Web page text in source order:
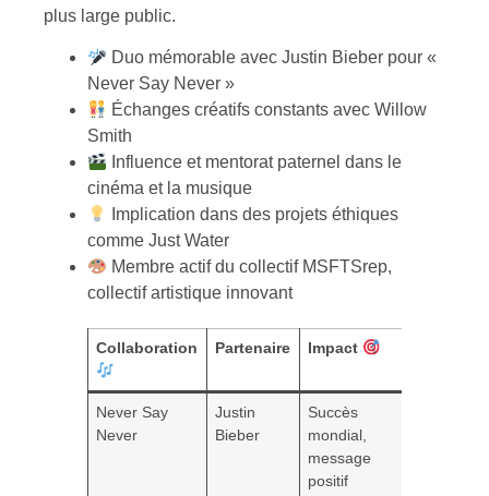
plus large public.
Duo mémorable avec Justin Bieber pour «
Never Say Never »
Échanges créatifs constants avec Willow
Smith
Influence et mentorat paternel dans le
cinéma et la musique
Implication dans des projets éthiques
comme Just Water
Membre actif du collectif MSFTSrep,
collectif artistique innovant
Collaboration Partenaire Impact
Never Say
Never
Justin
Bieber
Succès
mondial,
message
positif